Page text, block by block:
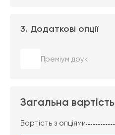
3. Додаткові опції
Преміум друк
Загальна вартість
Вартість з опціями